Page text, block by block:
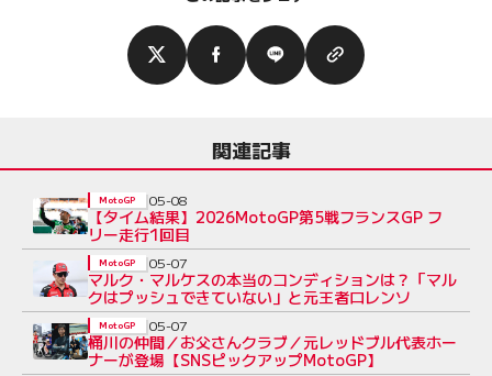
関連記事
【タイム結果】2026MotoGP第5戦フランスGP フ
リー走行1回目
MotoGP 05-08
マルク・マルケスの本当のコンディションは？「マル
クはプッシュできていない」と元王者ロレンソ
MotoGP 05-07
桶川の仲間／お父さんクラブ／元レッドブル代表ホー
ナーが登場【SNSピックアップMotoGP】
MotoGP 05-07